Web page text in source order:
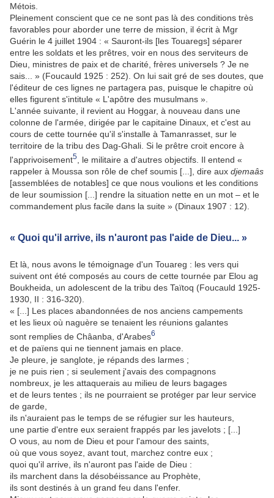
Métois.
Pleinement conscient que ce ne sont pas là des conditions très
favorables pour aborder une terre de mission, il écrit à Mgr
Guérin le 4 juillet 1904 : « Sauront-ils [les Touaregs] séparer
entre les soldats et les prêtres, voir en nous des serviteurs de
Dieu, ministres de paix et de charité, frères universels ? Je ne
sais... » (Foucauld 1925 : 252). On lui sait gré de ses doutes, que
l'éditeur de ces lignes ne partagera pas, puisque le chapitre où
elles figurent s'intitule « L'apôtre des musulmans ».
L'année suivante, il revient au Hoggar, à nouveau dans une
colonne de l'armée, dirigée par le capitaine Dinaux, et c'est au
cours de cette tournée qu'il s'installe à Tamanrasset, sur le
territoire de la tribu des Dag-Ghali. Si le prêtre croit encore à
l'apprivoisement5
, le militaire a d'autres objectifs. Il entend «
rappeler à Moussa son rôle de chef soumis [...], dire aux djemaâs
[assemblées de notables] ce que nous voulions et les conditions
de leur soumission [...] rendre la situation nette en un mot – et le
commandement plus facile dans la suite » (Dinaux 1907 : 12).
« Quoi qu'il arrive, ils n'auront pas l'aide de Dieu... »
Et là, nous avons le témoignage d'un Touareg : les vers qui
suivent ont été composés au cours de cette tournée par Elou ag
Boukheida, un adolescent de la tribu des Taïtoq (Foucauld 1925-
1930, II : 316-320).
« [...] Les places abandonnées de nos anciens campements
et les lieux où naguère se tenaient les réunions galantes
sont remplies de Châanba, d'Arabes6
et de païens qui ne tiennent jamais en place.
Je pleure, je sanglote, je répands des larmes ;
je ne puis rien ; si seulement j'avais des compagnons
nombreux, je les attaquerais au milieu de leurs bagages
et de leurs tentes ; ils ne pourraient se protéger par leur service
de garde,
ils n'auraient pas le temps de se réfugier sur les hauteurs,
une partie d'entre eux seraient frappés par les javelots ; [...]
O vous, au nom de Dieu et pour l'amour des saints,
où que vous soyez, avant tout, marchez contre eux ;
quoi qu'il arrive, ils n'auront pas l'aide de Dieu :
ils marchent dans la désobéissance au Prophète,
ils sont destinés à un grand feu dans l'enfer.